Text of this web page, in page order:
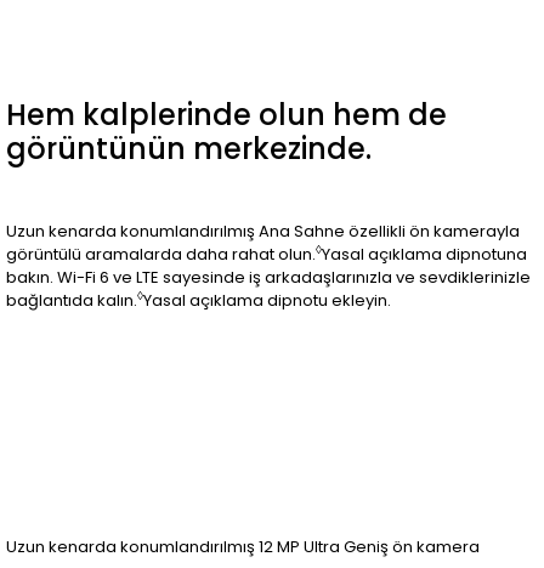
Hem kalplerinde olun hem de
görüntünün merkezinde.
Uzun kenarda konumlandırılmış Ana Sahne özellikli ön kamerayla
görüntülü aramalarda daha rahat olun.◊Yasal açıklama dipnotuna
bakın. Wi-Fi 6 ve LTE sayesinde iş arkadaşlarınızla ve sevdiklerinizle
bağlantıda kalın.◊Yasal açıklama dipnotu ekleyin.
Uzun kenarda konumlandırılmış 12 MP Ultra Geniş ön kamera